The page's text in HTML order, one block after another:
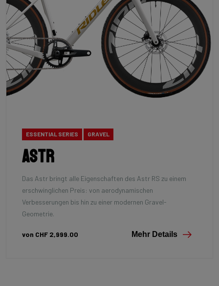
ESSENTIAL SERIES GRAVEL
Astr
Das Astr bringt alle Eigenschaften des Astr RS zu einem
erschwinglichen Preis: von aerodynamischen
Verbesserungen bis hin zu einer modernen Gravel-
Geometrie.
von CHF 2,999.00 Mehr Details